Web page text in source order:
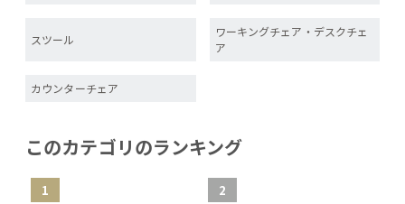
スツール
ワーキングチェア・デスクチェ
ア
カウンターチェア
このカテゴリのランキング
1 2